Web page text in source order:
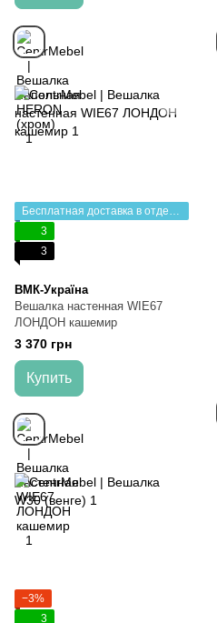
Бесплатная доставка в отделение НП
3
3
ВМК-Україна
Вешалка настенная WIE67
ЛОНДОН кашемир
3 370 грн
Купить
−3%
3